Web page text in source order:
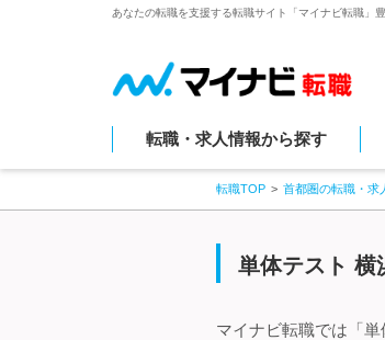
あなたの転職を支援する転職サイト「マイナビ転職」
転職・求人情報から探す
転職TOP 首都圏の転職・求
単体テスト 横
マイナビ転職では「